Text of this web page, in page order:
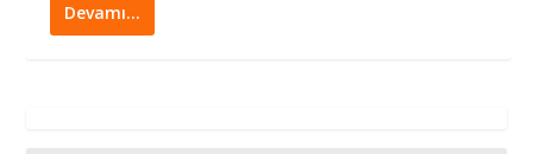
Devamı…